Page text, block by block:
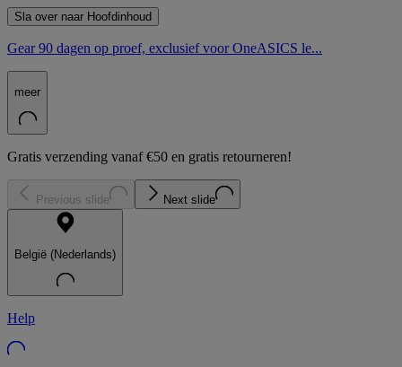
Sla over naar Hoofdinhoud
Gear 90 dagen op proef, exclusief voor OneASICS le...
meer
Gratis verzending vanaf €50 en gratis retourneren!
Previous slide Next slide
België (Nederlands)
Help